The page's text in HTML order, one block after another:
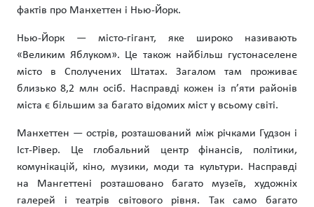
фактів про Манхеттен і Нью-Йорк.
Нью-Йорк — місто-гігант, яке широко називають
«Великим Яблуком». Це також найбільш густонаселене
місто в Сполучених Штатах. Загалом там проживає
близько 8,2 млн осіб. Насправді кожен із п’яти районів
міста є більшим за багато відомих міст у всьому світі.
Манхеттен — острів, розташований між річками Гудзон і
Іст-Рівер. Це глобальний центр фінансів, політики,
комунікацій, кіно, музики, моди та культури. Насправді
на Мангеттені розташовано багато музеїв, художніх
галерей і театрів світового рівня. Так само багато